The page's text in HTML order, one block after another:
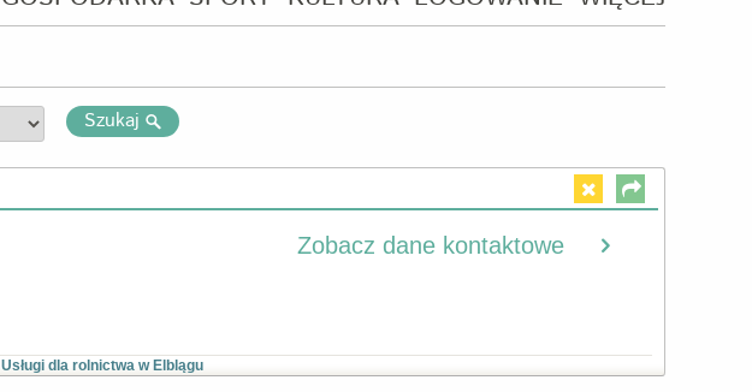
Szukaj
Zobacz dane kontaktowe
Usługi dla rolnictwa w Elblągu